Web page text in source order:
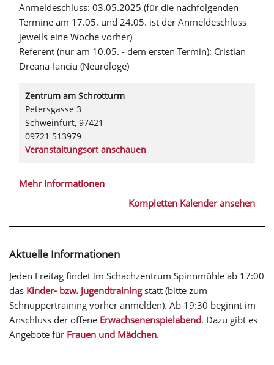
Anmeldeschluss: 03.05.2025 (für die nachfolgenden
Termine am 17.05. und 24.05. ist der Anmeldeschluss
jeweils eine Woche vorher)
Referent (nur am 10.05. - dem ersten Termin): Cristian
Dreana-Ianciu (Neurologe)
Zentrum am Schrotturm
Petersgasse 3
Schweinfurt, 97421
09721 513979
Veranstaltungsort anschauen
Mehr Informationen
Kompletten Kalender ansehen
Aktuelle Informationen
Jeden Freitag findet im Schachzentrum Spinnmühle ab 17:00
das Kinder- bzw. Jugendtrainingstatt (bitte zum
Schnuppertraining vorher anmelden). Ab 19:30 beginnt im
Anschluss der offene Erwachsenenspielabend. Dazu gibt es
Angebote für Frauen und Mädchen.